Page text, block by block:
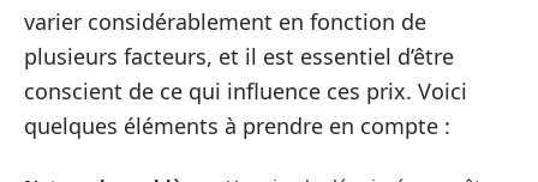
varier considérablement en fonction de
plusieurs facteurs, et il est essentiel d’être
conscient de ce qui influence ces prix. Voici
quelques éléments à prendre en compte :